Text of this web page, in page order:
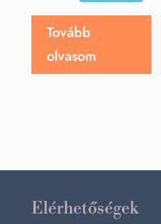
5
Tovább
olvasom
Elérhetőségek